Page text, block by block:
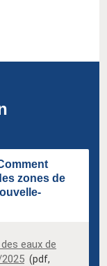
zones de
eaux de
(pdf,